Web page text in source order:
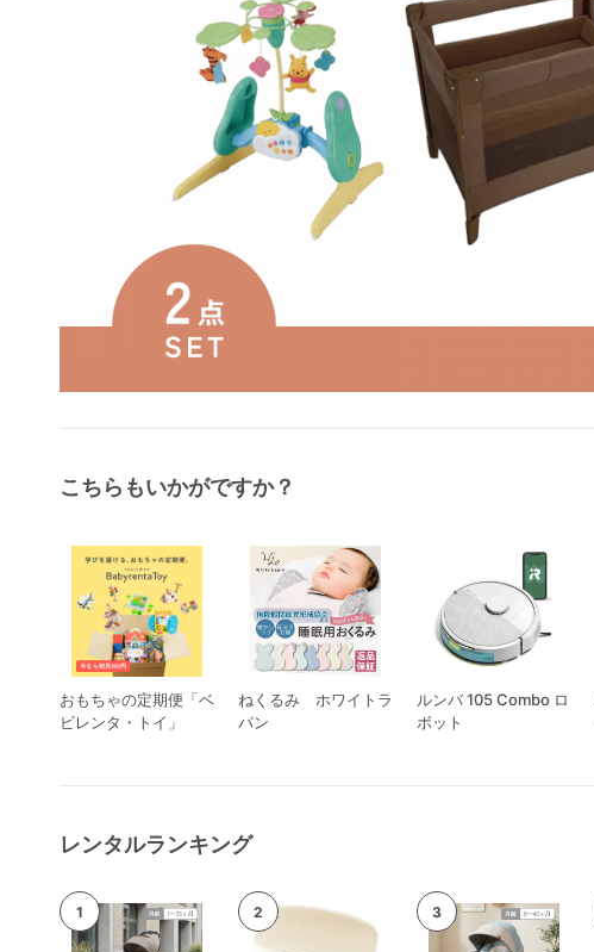
こちらもいかがですか？
おもちゃの定期便「ベ
ビレンタ・トイ」
ねくるみ ホワイトラ
パン
ルンバ 105 Combo ロ
ボット
レンタルランキング